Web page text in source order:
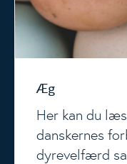
Æg
Her kan du
danskernes
dyrevelfærd